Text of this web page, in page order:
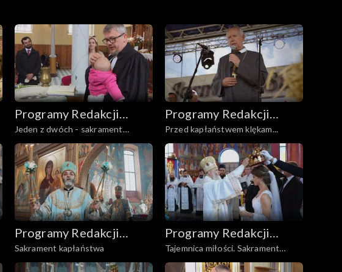
Programy Redakcji
Audycji Ekumenicznych
Jeden z dwóch - sakrament
Chrztu Świętego
Programy Redakcji
Audycji Ekumenicznych
Przed kapłaństwem klękam...
Programy Redakcji
Audycji Ekumenicznych
Sakrament kapłaństwa
Programy Redakcji
Audycji Ekumenicznych
Tajemnica miłości. Sakrament
małżeństwa w prawosławiu